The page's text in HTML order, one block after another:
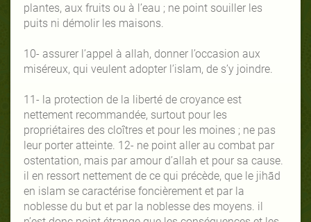
plantes, aux fruits ou à l’eau ; ne point souiller les
puits ni démolir les maisons.
10- assurer l’appel à allah, donner l’occasion aux
miséreux, qui veulent adopter l’islam, de s’y joindre.
11- la protection de la liberté de croyance est
nettement recommandée, surtout pour les
propriétaires des cloîtres et pour les moines ; ne pas
leur porter atteinte. 12- ne point aller au combat par
ostentation, mais par amour d’allah et pour sa cause.
il en ressort nettement de ce qui précède, que le jihād
en islam se caractérise foncièrement et par la
noblesse du but et par la noblesse des moyens. il